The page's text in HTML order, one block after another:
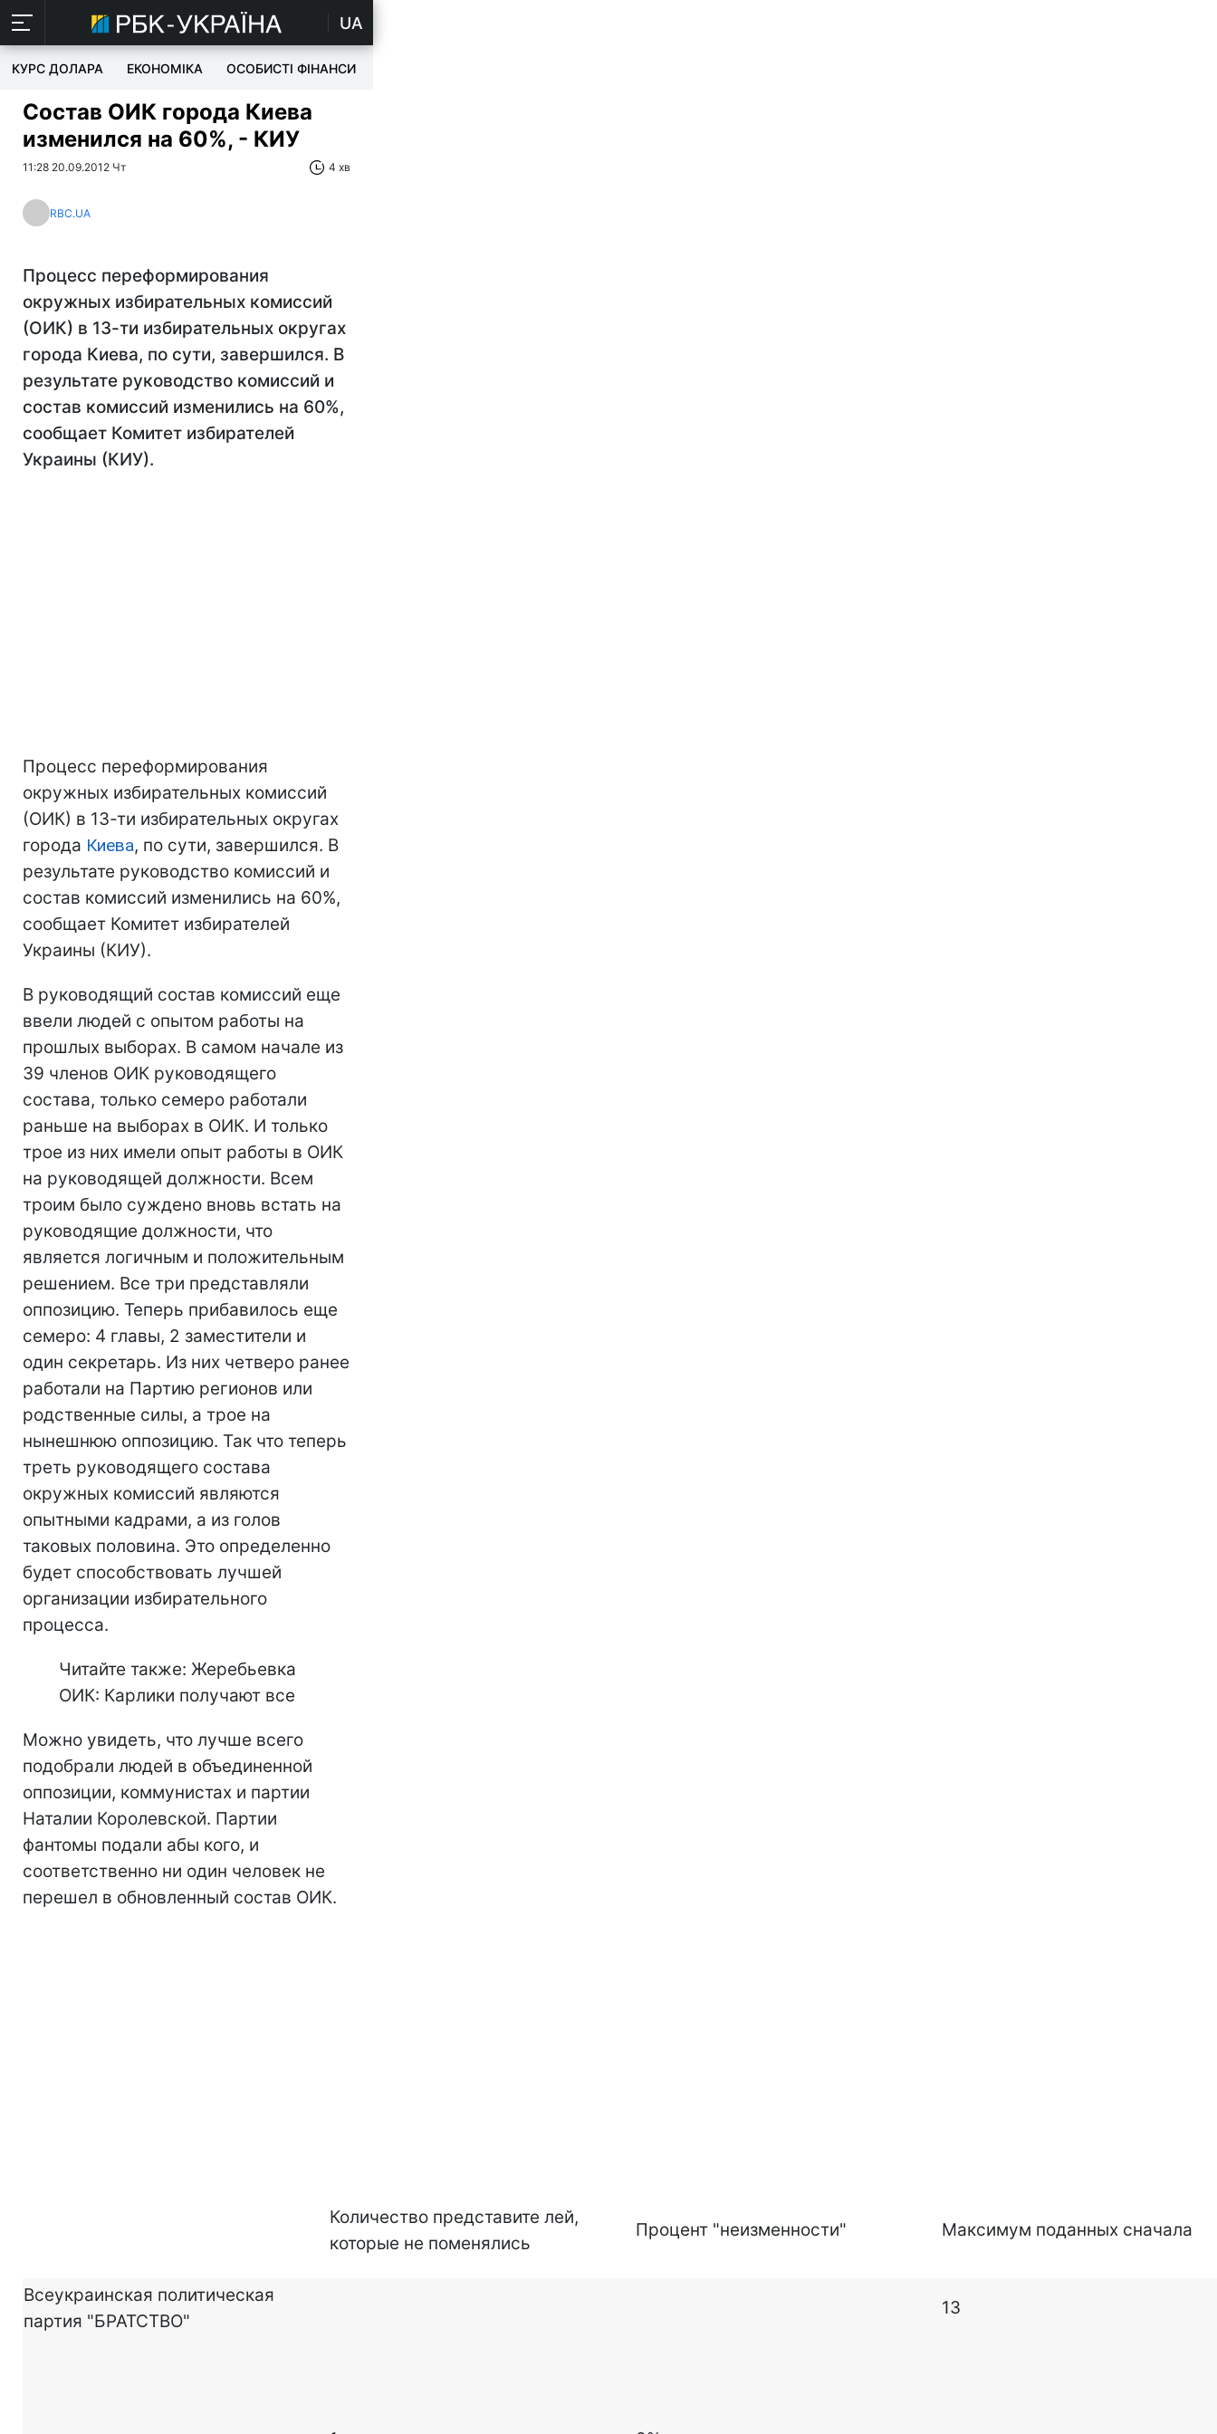
UA
КУРС ДОЛАРА ЕКОНОМІКА ОСОБИСТІ ФІНАНСИ
Состав ОИК города Киева
изменился на 60%, - КИУ
11:28 20.09.2012 Чт 4 хв
RBC.UA
Процесс переформирования
окружных избирательных комиссий
(ОИК) в 13-ти избирательных округах
города Киева, по сути, завершился. В
результате руководство комиссий и
состав комиссий изменились на 60%,
сообщает Комитет избирателей
Украины (КИУ).
Процесс переформирования
окружных избирательных комиссий
(ОИК) в 13-ти избирательных округах
города Киева, по сути, завершился. В
результате руководство комиссий и
состав комиссий изменились на 60%,
сообщает Комитет избирателей
Украины (КИУ).
В руководящий состав комиссий еще
ввели людей с опытом работы на
прошлых выборах. В самом начале из
39 членов ОИК руководящего
состава, только семеро работали
раньше на выборах в ОИК. И только
трое из них имели опыт работы в ОИК
на руководящей должности. Всем
троим было суждено вновь встать на
руководящие должности, что
является логичным и положительным
решением. Все три представляли
оппозицию. Теперь прибавилось еще
семеро: 4 главы, 2 заместители и
один секретарь. Из них четверо ранее
работали на Партию регионов или
родственные силы, а трое на
нынешнюю оппозицию. Так что теперь
треть руководящего состава
окружных комиссий являются
опытными кадрами, а из голов
таковых половина. Это определенно
будет способствовать лучшей
организации избирательного
процесса.
Читайте также: Жеребьевка
ОИК: Карлики получают все
Можно увидеть, что лучше всего
подобрали людей в объединенной
оппозиции, коммунистах и партии
Наталии Королевской. Партии
фантомы подали абы кого, и
соответственно ни один человек не
перешел в обновленный состав ОИК.
Количество представите лей,
которые не поменялись
Процент "неизменности" Максимум поданных сначала
Всеукраинская политическая
партия "БРАТСТВО"
13